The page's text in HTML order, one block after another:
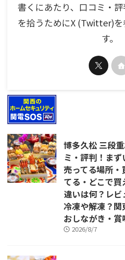
書くにあたり、口コミ・
を拾うためにX (Twitter)を
す。
博多久松 三段
ミ・評判！まず
売ってる場所・
てる・どこで
違いは何？レ
冷凍や解凍？
おしながき・賞
2026/8/7